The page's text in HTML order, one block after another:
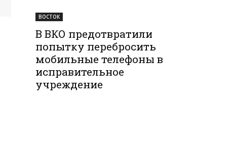
ВОСТОК
В ВКО предотвратили
попытку перебросить
мобильные телефоны в
исправительное
учреждение